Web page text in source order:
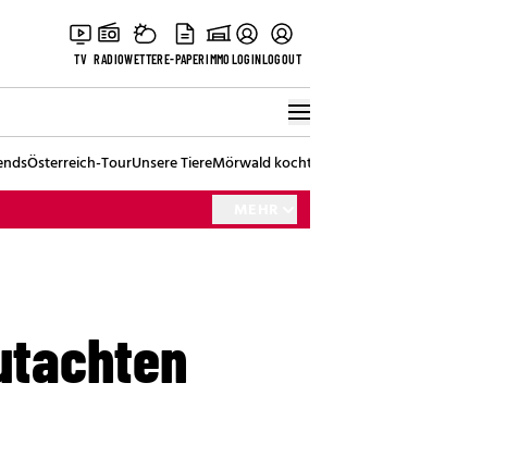
TV RADIOWETTERE-PAPERIMMOLOGINLOGOUT
Österreich-TourUnsere TiereMörwald kocht